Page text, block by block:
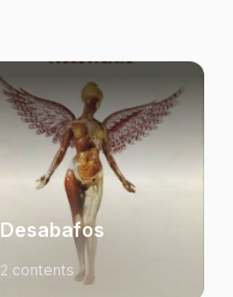
Desabafos
2 contents